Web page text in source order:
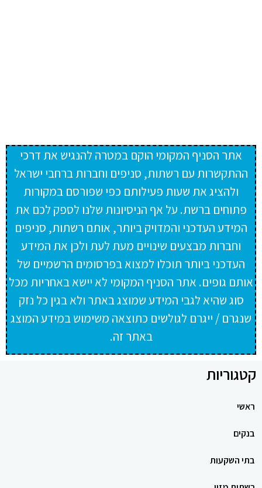
אתר הסניף המקומי הוקם במטרה להנגיש את דרכי
ההתקשרות עם רשתות, סניפים וחברות ברחבי ישראל
ולהציג את שעות פעילותם כפי שפורסם במקורות
פתוחים ברשת. על אף הניסיונות שלנו לספק לכם את
המידע העדכני והמדויק ביותר, אותם רשתות, סניפים
וחברות מבצעים שינויים מעת לעת ולכן את המידע
העדכני ביותר תוכלו למצוא בפרסומים הרשמיים של
אותם גופים. אתר הסניף המקומי לא יישא באחריות מכל
סוג שהיא לגבי המידע שמוצג באתר ולא בגין כל נזק
שנגרם / ייגרם לגולשים כתוצאה משימוש במידע המוצג
באתר זה.
קטגוריות
ראשי
בנקים
בתי השקעות